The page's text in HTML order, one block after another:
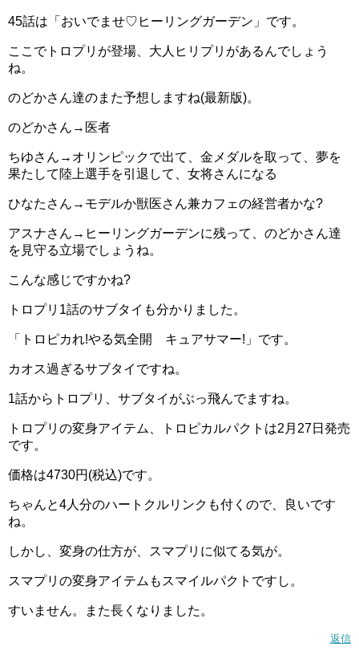
45話は「おいでませ♡ヒーリングガーデン」です。
ここでトロプリが登場、大人ヒリプリがあるんでしょう
ね。
のどかさん達のまた予想しますね(最新版)。
のどかさん→医者
ちゆさん→オリンピックで出て、金メダルを取って、夢を
果たして陸上選手を引退して、女将さんになる
ひなたさん→モデルか獣医さん兼カフェの経営者かな?
アスナさん→ヒーリングガーデンに残って、のどかさん達
を見守る立場でしょうね。
こんな感じですかね?
トロプリ1話のサブタイも分かりました。
「トロピカれ!やる気全開 キュアサマー!」です。
カオス過ぎるサブタイですね。
1話からトロプリ、サブタイがぶっ飛んでますね。
トロプリの変身アイテム、トロピカルパクトは2月27日発売
です。
価格は4730円(税込)です。
ちゃんと4人分のハートクルリンクも付くので、良いです
ね。
しかし、変身の仕方が、スマプリに似てる気が。
スマプリの変身アイテムもスマイルパクトですし。
すいません。また長くなりました。
返信